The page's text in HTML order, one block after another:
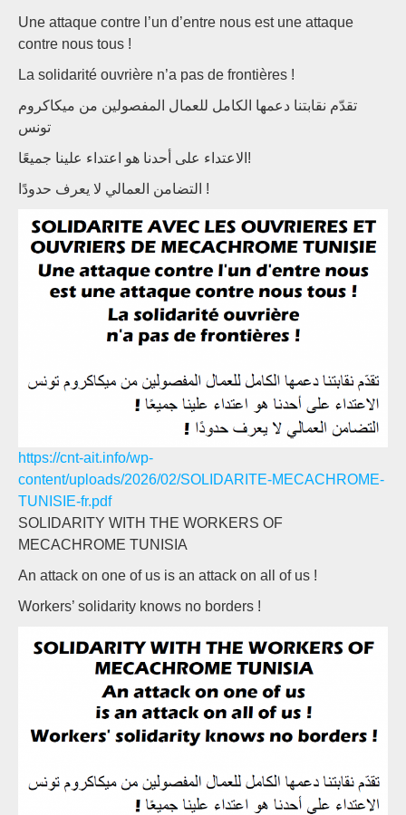
Une attaque contre l’un d’entre nous est une attaque
contre nous tous !
La solidarité ouvrière n’a pas de frontières !
تقدّم نقابتنا دعمها الكامل للعمال المفصولين من ميكاكروم
تونس
الاعتداء على أحدنا هو اعتداء علينا جميعًا!
التضامن العمالي لا يعرف حدودًا !
https://cnt-ait.info/wp-
content/uploads/2026/02/SOLIDARITE-MECACHROME-
TUNISIE-fr.pdf
SOLIDARITY WITH THE WORKERS OF
MECACHROME TUNISIA
An attack on one of us is an attack on all of us !
Workers’ solidarity knows no borders !